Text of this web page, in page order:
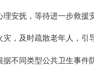
安抚，等待进一步救援
及时疏散老年人，引
同类型公共卫生事件